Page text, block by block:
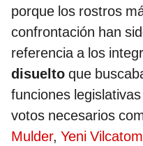
porque los rostros
confrontación han
referencia a los
disuelto que
funciones
votos necesarios
Mulder, Yeni